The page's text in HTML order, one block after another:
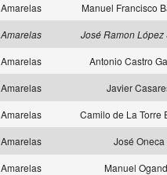
Amarelas
Manuel Francisco
Amarelas
José Ramon López
Amarelas
Antonio Castro
Amarelas
Javier
Amarelas
Camilo de La Torre
Amarelas
José Oneca
Amarelas
Manuel